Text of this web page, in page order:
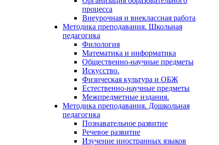
процесса
Внеурочная и внеклассная работа
Методика преподавания. Школьная
педагогика
Филология
Математика и информатика
Общественно-научные предметы
Искусство.
Физическая культура и ОБЖ
Естественно-научные предметы
Межпредметные издания.
Методика преподавания. Дошкольная
педагогика
Познавательное развитие
Речевое развитие
Изучение иностранных языков